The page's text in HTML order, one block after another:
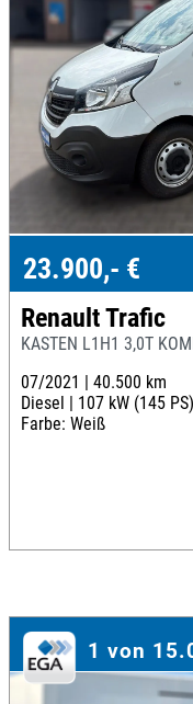
23.900,- €
Renault Trafic
KASTEN L1H1 3,0T
07/2021 | 40.500 km
Diesel | 107 kW (145 PS)
Farbe: Weiß
1 von